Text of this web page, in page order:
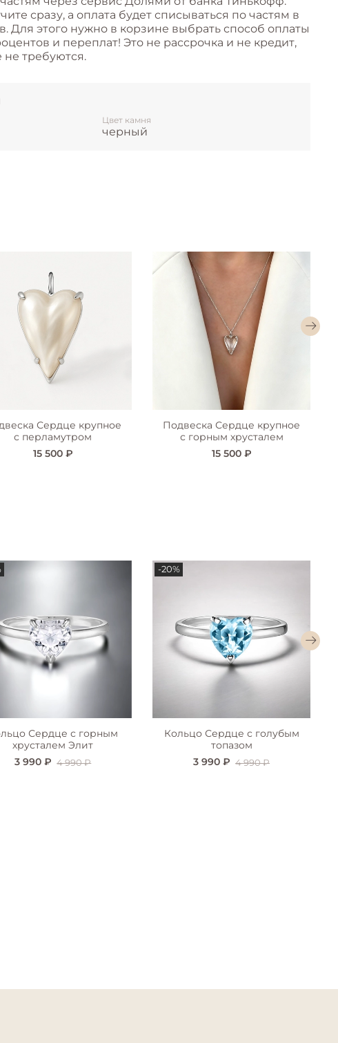
сразу, а оплата будет списываться по частям в
Для этого нужно в корзине выбрать способ оплаты
и переплат! Это не рассрочка и не кредит,
требуются.
Цвет камня
черный
Сердце крупное
с перламутром
15 500 ₽
Подвеска Сердце крупное
с горным хрусталем
15 500 ₽
Сердце с горным
хрусталем Элит
3 990 ₽ 4 990 ₽
-20%
Кольцо Сердце с голубым
топазом
3 990 ₽ 4 990 ₽